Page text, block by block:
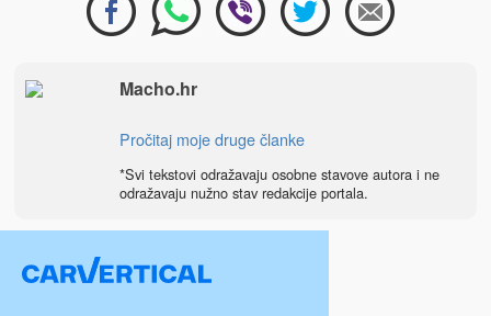
Macho.hr
Pročitaj moje druge članke
*Svi tekstovi odražavaju osobne stavove autora i ne
odražavaju nužno stav redakcije portala.